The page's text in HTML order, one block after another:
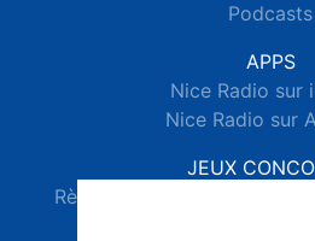
Podcasts
APPS
Nice Radio sur
Nice Radio sur
JEUX
Règlements des jeux